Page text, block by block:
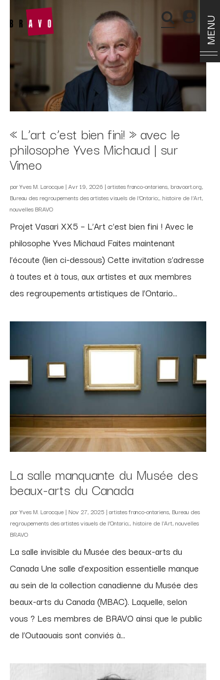
MENU
« L’art c’est bien fini! » avec le
philosophe Yves Michaud | sur
Vimeo
parYves M. Larocque | Avr 19, 2026 | artistes franco-ontariens, bravoart.org,
Bureau des regroupements des artistes visuels de l'Ontario;, histoire de l'Art,
nouvelles BRAVO
Projet Vasari XX5 – L’Art c’est bien fini ! Avec le
philosophe Yves Michaud Faites maintenant
l’écoute (lien ci-dessous) Cette invitation s’adresse
à toutes et à tous, aux artistes et aux membres
des regroupements artistiques de l’Ontario...
La salle manquante du Musée des
beaux-arts du Canada
parYves M. Larocque | Nov 27, 2025 | artistes franco-ontariens, Bureau des
regroupements des artistes visuels de l'Ontario;, histoire de l'Art, nouvelles
BRAVO
La salle invisible du Musée des beaux-arts du
Canada Une salle d’exposition essentielle manque
au sein de la collection canadienne du Musée des
beaux-arts du Canada (MBAC). Laquelle, selon
vous ? Les membres de BRAVO ainsi que le public
de l’Outaouais sont conviés à...